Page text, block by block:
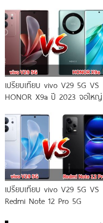
เปรียบเทียบ vivo V29 5G VS
HONOR X9a ปี 2023 จอใหญ่
เปรียบเทียบ vivo V29 5G VS
Redmi Note 12 Pro 5G